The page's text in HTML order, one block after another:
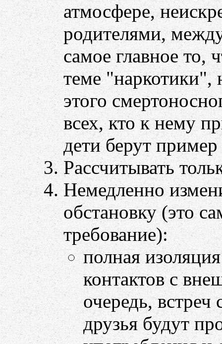
атмосфере,
родителями,
самое главное то,
теме "наркотики",
этого
всех, кто к нему
дети берут пример
Рассчитывать
Немедленно
обстановку (это
требование):
полная
контактов с
очередь,
друзья будут